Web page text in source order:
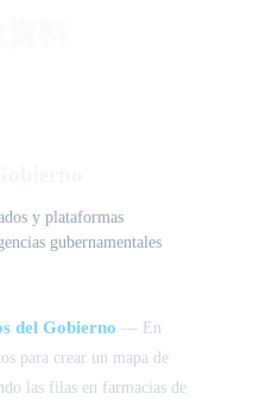
y plataformas
gubernamentales
del Gobierno — En
para crear un mapa de
las filas en farmacias de